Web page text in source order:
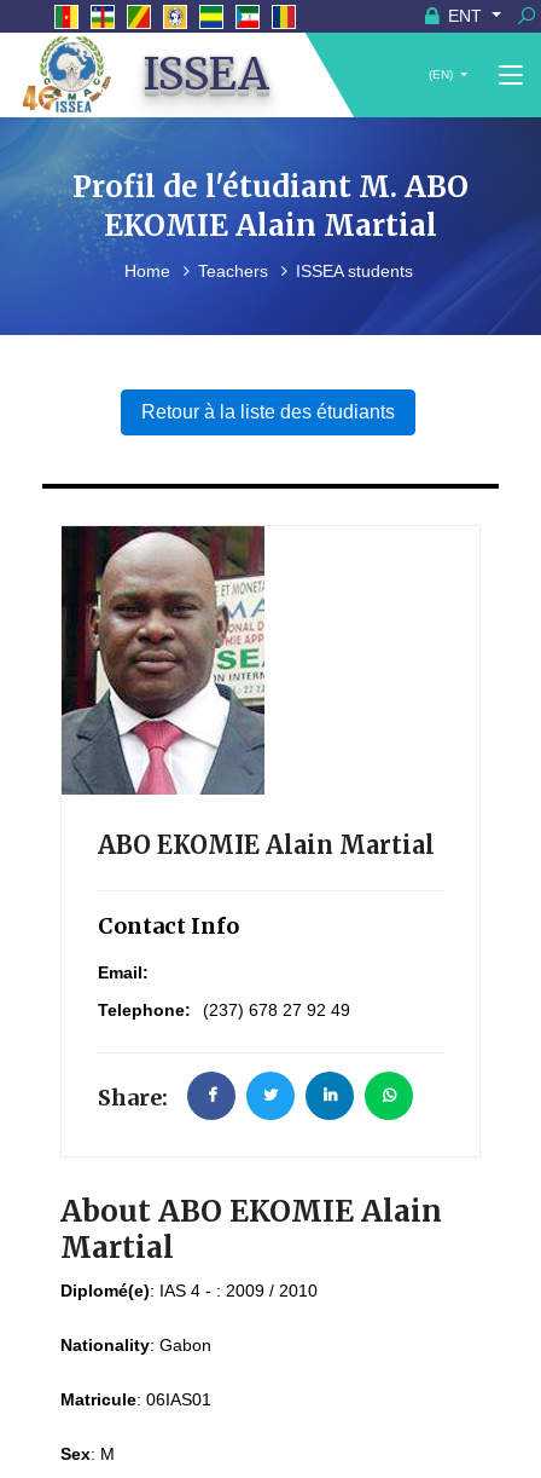
ENT
ISSEA (EN)
Profil de l'étudiant M. ABO
EKOMIE Alain Martial
Home Teachers ISSEA students
Retour à la liste des étudiants
ABO EKOMIE Alain Martial
Contact Info
Email:
Telephone:
(237) 678 27 92 49
Share:
About ABO EKOMIE Alain
Martial
Diplomé(e): IAS 4 - : 2009 / 2010
Nationality: Gabon
Matricule: 06IAS01
Sex: M